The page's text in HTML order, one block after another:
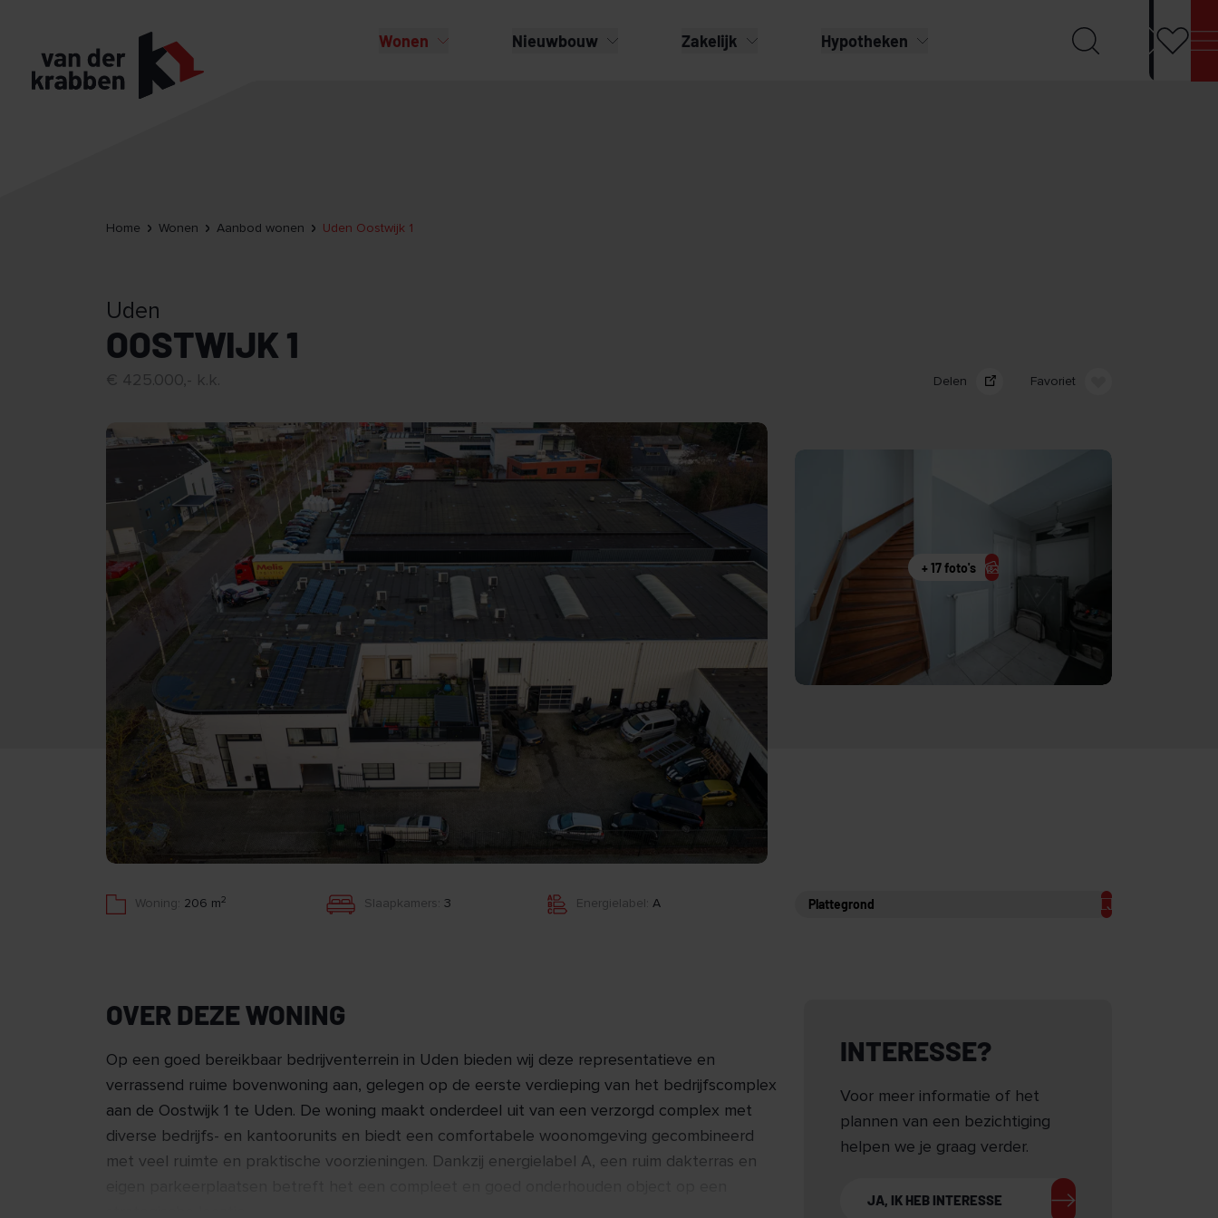
Wonen Nieuwbouw Zakelijk Hypotheken
Home Wonen Aanbod wonen Uden Oostwijk 1
Uden
OOSTWIJK 1
€ 425.000,- k.k. Delen Favoriet
+ 17 foto's
Woning: 206 m 2 Slaapkamers: 3 Energielabel: A Plattegrond
OVER DEZE WONING
Op een goed bereikbaar bedrijventerrein in Uden bieden wij deze representatieve en
verrassend ruime bovenwoning aan, gelegen op de eerste verdieping van het bedrijfscomplex
aan de Oostwijk 1 te Uden. De woning maakt onderdeel uit van een verzorgd complex met
diverse bedrijfs- en kantoorunits en biedt een comfortabele woonomgeving gecombineerd
met veel ruimte en praktische voorzieningen. Dankzij energielabel A, een ruim dakterras en
INTERESSE?
Voor meer informatie of het
plannen van een bezichtiging
helpen we je graag verder.
JA, IK HEB INTERESSE